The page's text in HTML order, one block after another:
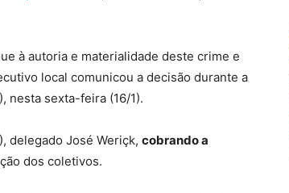
à autoria e materialidade deste crime e
local comunicou a decisão durante a
nesta sexta-feira (16/1).
delegado José Weriçk, cobrando a
dos coletivos.